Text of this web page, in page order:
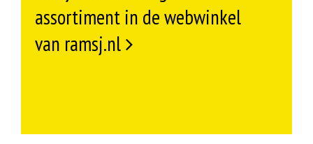
assortiment in de webwinkel
van ramsj.nl